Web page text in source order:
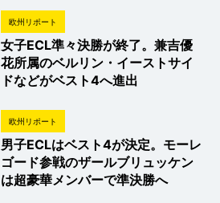
欧州リポート
女子ECL準々決勝が終了。兼吉優
花所属のベルリン・イーストサイ
ドなどがベスト4へ進出
欧州リポート
男子ECLはベスト4が決定。モーレ
ゴード参戦のザールブリュッケン
は超豪華メンバーで準決勝へ